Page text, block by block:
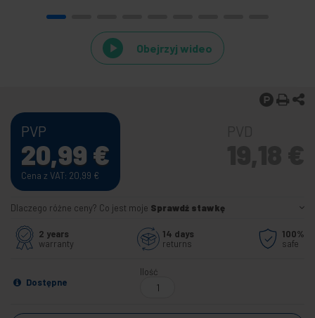
Obejrzyj wideo
PVP
20,99 €
Cena z VAT: 20,99 €
Dlaczego różne ceny? Co jest moje Sprawdź stawkę
2 years
warranty
14 days
returns
100%
safe
Dostępne
Ilość